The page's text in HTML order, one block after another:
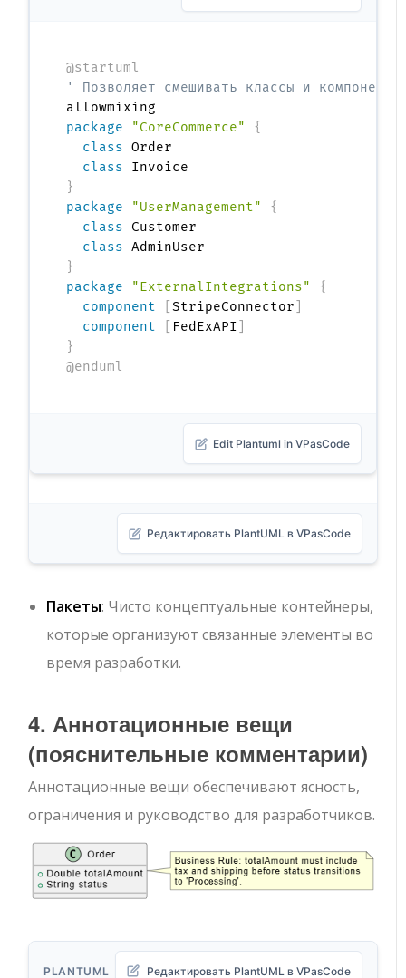
@startuml
' Позволяет смешивать классы и
package
"CoreCommerce"
{
class Order
class
}
package
"UserManagement"
{
class Customer
class
}
package
"ExternalIntegrations"
{
component
[StripeConnector
component
FedExAPI
}
@enduml
Edit Plantuml in VPasCode
Редактировать PlantUML в VPasCode
Пакеты: Чисто концептуальные контейнеры,
которые организуют связанные элементы во
время разработки.
4. Аннотационные вещи
(пояснительные комментарии)
Аннотационные вещи обеспечивают ясность,
ограничения и руководство для разработчиков.
PLANTUML Редактировать PlantUML в VPasCode